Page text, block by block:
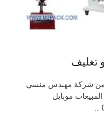
تغليف
من شركة مهندس منسي
موبايل